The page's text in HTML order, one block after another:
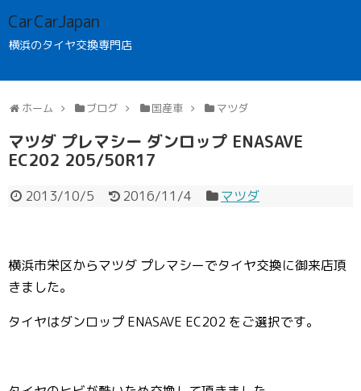
CarCarJapan
横浜のタイヤ交換専門店
ホーム ブログ 国産車 マツダ
マツダ プレマシー ダンロップ ENASAVE
EC202 205/50R17
2013/10/5 2016/11/4 マツダ
横浜市栄区からマツダ プレマシーでタイヤ交換に御来店頂
きました。
タイヤはダンロップ ENASAVE EC202 をご選択です。